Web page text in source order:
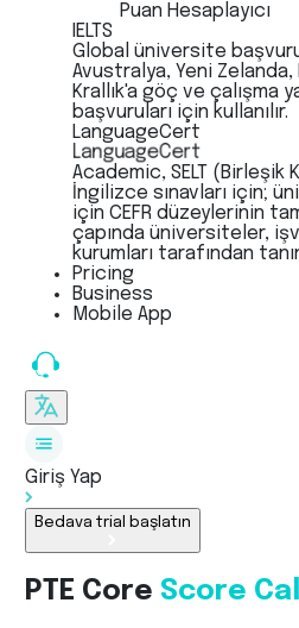
Puan Hesaplayıcı
IELTS
Global üniversite
Avustralya, Yeni
Krallık'a göç ve çalışma
başvuruları için kullanılır.
LanguageCert
LanguageCert
Academic, SELT (Birleşik
İngilizce sınavları için;
için CEFR düzeylerinin
çapında üniversiteler,
kurumları tarafından
Pricing
Business
Mobile App
Giriş Yap
Bedava trial başlatın
PTE Core Score